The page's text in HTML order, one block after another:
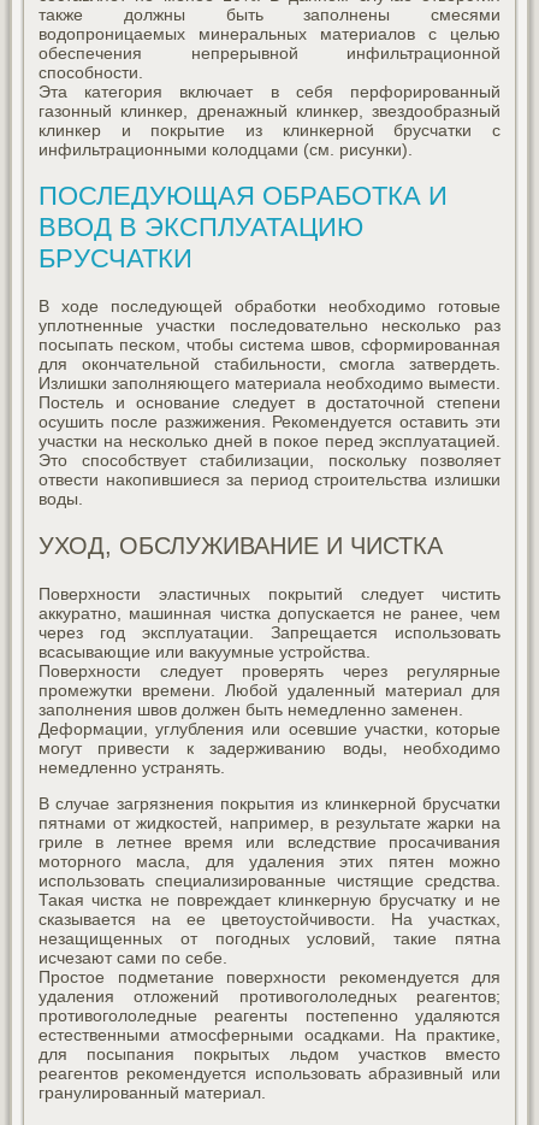
также должны быть заполнены смесями
водопроницаемых минеральных материалов с целью
обеспечения непрерывной инфильтрационной
способности.
Эта категория включает в себя перфорированный
газонный клинкер, дренажный клинкер, звездообразный
клинкер и покрытие из клинкерной брусчатки с
инфильтрационными колодцами (см. рисунки).
ПОСЛЕДУЮЩАЯ ОБРАБОТКА И
ВВОД В ЭКСПЛУАТАЦИЮ
БРУСЧАТКИ
В ходе последующей обработки необходимо готовые
уплотненные участки последовательно несколько раз
посыпать песком, чтобы система швов, сформированная
для окончательной стабильности, смогла затвердеть.
Излишки заполняющего материала необходимо вымести.
Постель и основание следует в достаточной степени
осушить после разжижения. Рекомендуется оставить эти
участки на несколько дней в покое перед эксплуатацией.
Это способствует стабилизации, поскольку позволяет
отвести накопившиеся за период строительства излишки
воды.
УХОД, ОБСЛУЖИВАНИЕ И ЧИСТКА
Поверхности эластичных покрытий следует чистить
аккуратно, машинная чистка допускается не ранее, чем
через год эксплуатации. Запрещается использовать
всасывающие или вакуумные устройства.
Поверхности следует проверять через регулярные
промежутки времени. Любой удаленный материал для
заполнения швов должен быть немедленно заменен.
Деформации, углубления или осевшие участки, которые
могут привести к задерживанию воды, необходимо
немедленно устранять.
В случае загрязнения покрытия из клинкерной брусчатки
пятнами от жидкостей, например, в результате жарки на
гриле в летнее время или вследствие просачивания
моторного масла, для удаления этих пятен можно
использовать специализированные чистящие средства.
Такая чистка не повреждает клинкерную брусчатку и не
сказывается на ее цветоустойчивости. На участках,
незащищенных от погодных условий, такие пятна
исчезают сами по себе.
Простое подметание поверхности рекомендуется для
удаления отложений противогололедных реагентов;
противогололедные реагенты постепенно удаляются
естественными атмосферными осадками. На практике,
для посыпания покрытых льдом участков вместо
реагентов рекомендуется использовать абразивный или
гранулированный материал.